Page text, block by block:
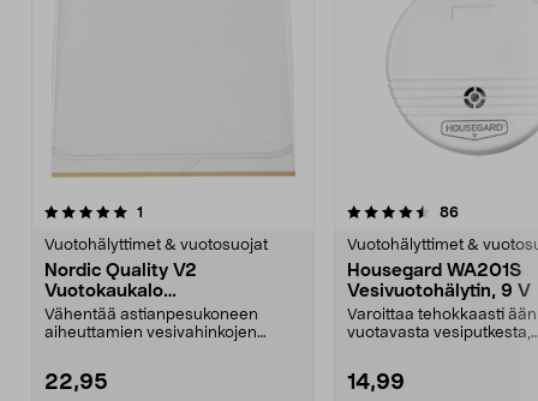
1
Vuotohälyttimet & vuotosuojat
Nordic Quality V2
Vuotokaukalo
astianpesukoneen alle, 60 x
54,5 cm
Vähentää astianpesukoneen
aiheuttamien vesivahinkojen
22,95
4.5 viidestä
86arvostelut
Vuotohälyttimet &
Housegard WA201S
Vesivuotohälytin, 9 V
Varoittaa tehokkaasti
vuotavasta vesiputkesta,
14,99
4.5 viidestä